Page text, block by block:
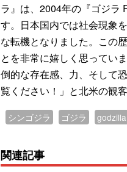
ラ』は、2004年の『ゴジラ
す。日本国内では社会現象
な転機となりました。この
とを非常に嬉しく思ってい
倒的な存在感、力、そして
覧ください！」と北米の観
シンゴジラ ゴジラ godzilla
関連記事